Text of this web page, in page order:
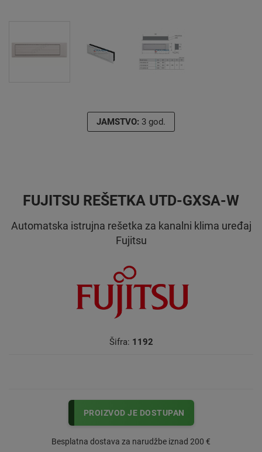
JAMSTVO: 3 god.
FUJITSU REŠETKA UTD-GXSA-W
Automatska istrujna rešetka za kanalni klima uređaj
Fujitsu
Šifra: 1192
PROIZVOD JE DOSTUPAN
Besplatna dostava za narudžbe iznad 200 €